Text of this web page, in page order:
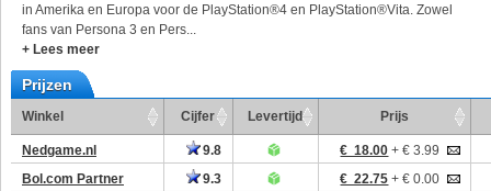
in Amerika en Europa voor de PlayStation®4 en PlayStation®Vita. Zowel
fans van Persona 3 en Pers...
+ Lees meer
Prijzen
Winkel Cijfer Levertijd Prijs
Nedgame.nl 9.8 € 18.00 + € 3.99
Bol.com Partner
9.3 € 22.75 + € 0.00